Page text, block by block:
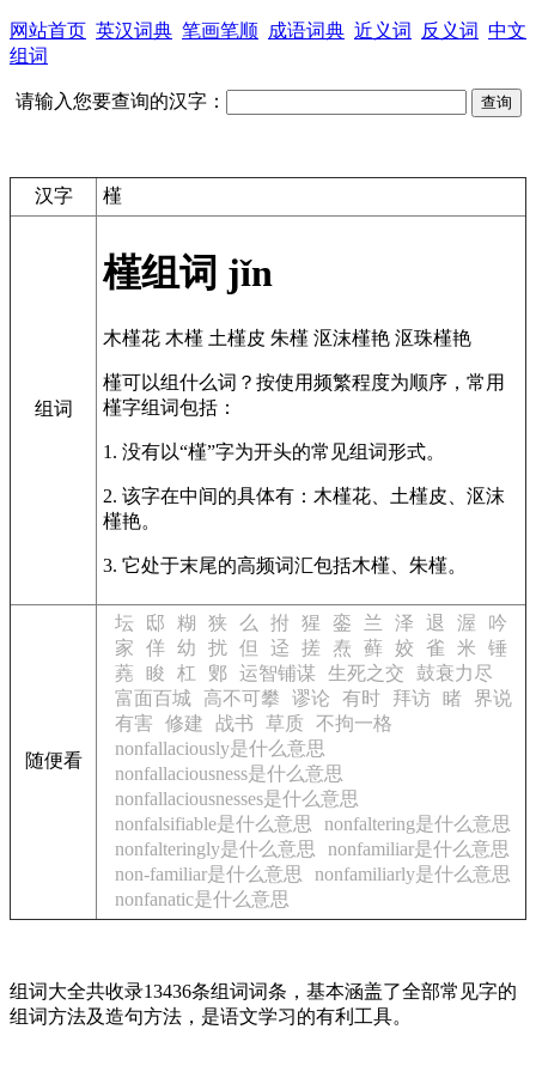
网站首页 英汉词典 笔画笔顺 成语词典 近义词 反义词 中文
组词
请输入您要查询的汉字：
汉字 槿
组词
槿组词 jǐn
木槿花 木槿 土槿皮 朱槿 沤沫槿艳 沤珠槿艳
槿可以组什么词？按使用频繁程度为顺序，常用
槿字组词包括：
1. 没有以“槿”字为开头的常见组词形式。
2. 该字在中间的具体有：木槿花、土槿皮、沤沫
槿艳。
3. 它处于末尾的高频词汇包括木槿、朱槿。
随便看
坛 邸 糊 狭 么 拊 猩 銮 兰 泽 退 渥
吟
家
佯 幼 扰 但 迳 搓 焘 藓 姣 雀 米
锤
蕘
睃 杠 鄋 运智铺谋 生死之交
鼓衰力尽
富面百城
高不可攀 谬论 有时 拜访 睹
界说
有害
修建 战书 草质
不拘一格
nonfallaciously是什么意思
nonfallaciousness是什么意思
nonfallaciousnesses是什么意思
nonfalsifiable是什么意思
nonfaltering是什么意思
nonfalteringly是什么意思
nonfamiliar是什么意思
non-familiar是什么意思
nonfamiliarly是什么意思
nonfanatic是什么意思
组词大全共收录13436条组词词条，基本涵盖了全部常见字的
组词方法及造句方法，是语文学习的有利工具。